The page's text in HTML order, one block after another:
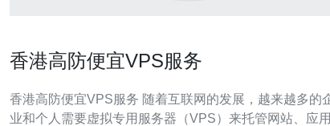
香港高防便宜VPS服务
香港高防便宜VPS服务 随着互联网的发展，越来越多的企
业和个人需要虚拟专用服务器（VPS）来托管网站、应用